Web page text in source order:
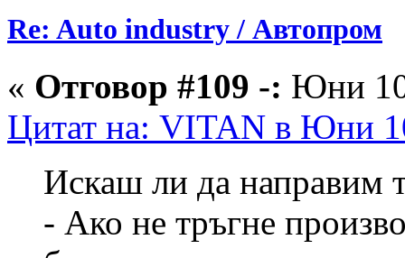
Re: Auto industry / Автопром
« Отговор #109 -: Юни
Цитат на: VITAN в Юни
Искаш ли да направим
- Ако не тръгне